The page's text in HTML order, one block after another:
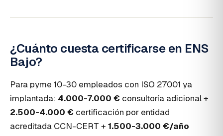
¿Cuánto cuesta certificarse en ENS
Bajo?
Para pyme 10-30 empleados con ISO 27001 ya
implantada: 4.000-7.000 € consultoría adicional +
2.500-4.000 € certificación por entidad
acreditada CCN-CERT + 1.500-3.000 €/año